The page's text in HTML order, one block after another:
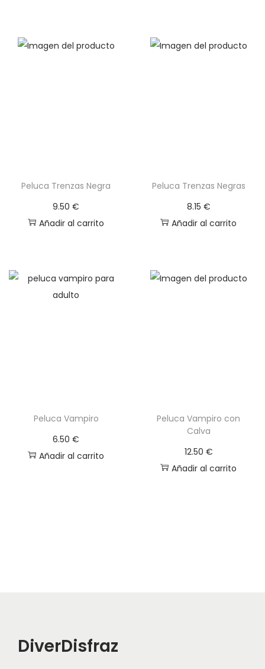
Peluca Trenzas Negra
9.50€
Añadir al carrito
Peluca Trenzas Negras
8.15 €
Añadir al carrito
Peluca Vampiro
6.50€
Añadir al carrito
Peluca Vampiro con
Calva
12.50 €
Añadir al carrito
DiverDisfraz